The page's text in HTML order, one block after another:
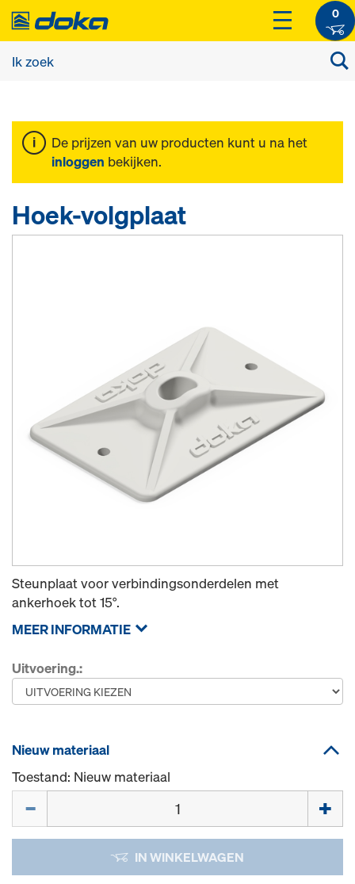
0
De prijzen van uw producten kunt u na het
inloggen bekijken.
Hoek-volgplaat
Steunplaat voor verbindingsonderdelen met
ankerhoek tot 15°.
MEER INFORMATIE
Uitvoering.:
Nieuw materiaal
Toestand: Nieuw materiaal
IN WINKELWAGEN